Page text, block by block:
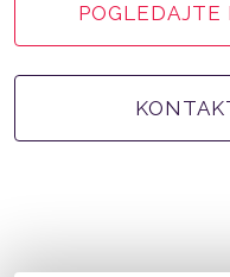
POGLEDAJTE